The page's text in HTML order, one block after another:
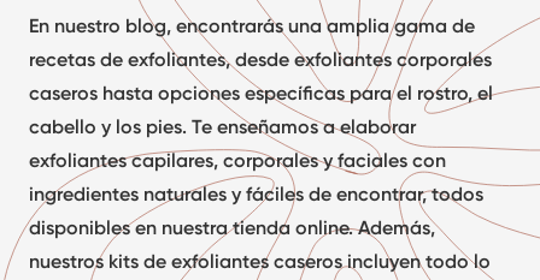
En nuestro blog, encontrarás una amplia gama de
recetas de exfoliantes, desde exfoliantes corporales
caseros hasta opciones específicas para el rostro, el
cabello y los pies. Te enseñamos a elaborar
exfoliantes capilares, corporales y faciales con
ingredientes naturales y fáciles de encontrar, todos
disponibles en nuestra tienda online. Además,
nuestros kits de exfoliantes caserosincluyen todo lo